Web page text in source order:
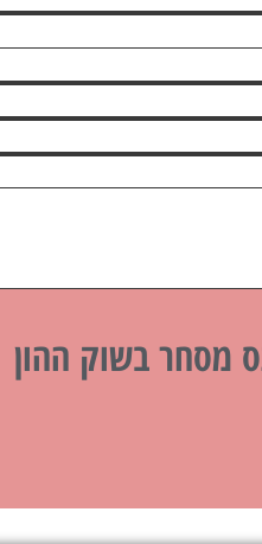
מסחר בשוק ההון